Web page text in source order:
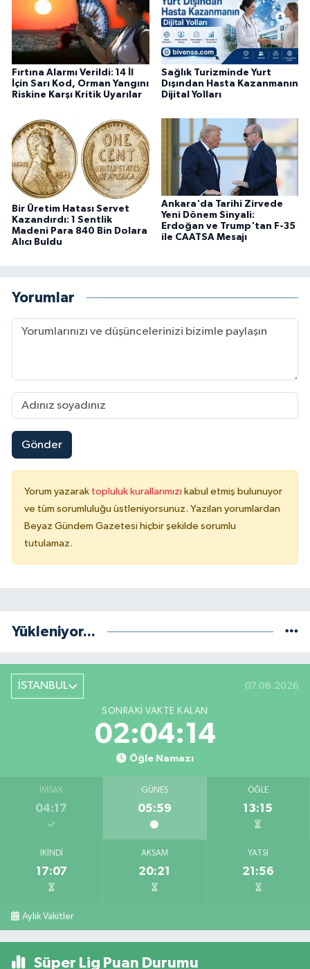
Fırtına Alarmı Verildi: 14 İl
İçin Sarı Kod, Orman Yangını
Riskine Karşı Kritik Uyarılar
Sağlık Turizminde Yurt
Dışından Hasta Kazanmanın
Dijital Yolları
Bir Üretim Hatası Servet
Kazandırdı: 1 Sentlik
Madeni Para 840 Bin Dolara
Alıcı Buldu
Ankara'da Tarihi Zirvede
Yeni Dönem Sinyali:
Erdoğan ve Trump'tan F-35
ile CAATSA Mesajı
Yorumlar
Gönder
Yorum yazarak topluluk kurallarımızı kabul etmiş bulunuyor
ve tüm sorumluluğu üstleniyorsunuz. Yazılan yorumlardan
Beyaz Gündem Gazetesi hiçbir şekilde sorumlu
tutulamaz.
Yükleniyor...
İSTANBUL 07.08.2026
SONRAKI VAKTE KALAN
02:04:13
Öğle Namazı
İMSAK
04:17
GÜNEŞ
05:59
ÖĞLE
13:15
İKINDI
17:07
AKŞAM
20:21
YATSI
21:56
Aylık Vakitler
Süper Lig Puan Durumu